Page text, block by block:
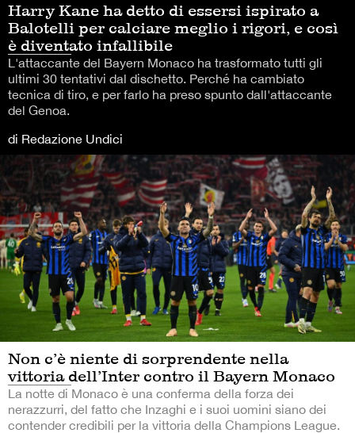
Harry Kane ha detto di essersi ispirato a
Balotelli per calciare meglio i rigori, e così
è diventato infallibile
L'attaccante del Bayern Monaco ha trasformato tutti gli
ultimi 30 tentativi dal dischetto. Perché ha cambiato
tecnica di tiro, e per farlo ha preso spunto dall'attaccante
del Genoa.
di Redazione Undici
Non c’è niente di sorprendente nella
vittoria dell’Inter contro il Bayern Monaco
La notte di Monaco è una conferma della forza dei
nerazzurri, del fatto che Inzaghi e i suoi uomini siano dei
contender credibili per la vittoria della Champions League.